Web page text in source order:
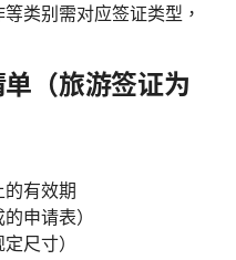
类别需对应签证类型，
（旅游签证为
有效期
申请表）
尺寸）